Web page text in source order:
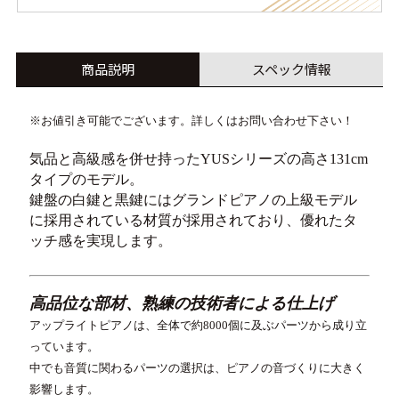
商品説明 スペック情報
※お値引き可能でございます。詳しくはお問い合わせ下さい！
気品と高級感を併せ持ったYUSシリーズの高さ131cm
タイプのモデル。
鍵盤の白鍵と黒鍵にはグランドピアノの上級モデル
に採用されている材質が採用されており、優れたタ
ッチ感を実現します。
高品位な部材、熟練の技術者による仕上げ
アップライトピアノは、全体で約8000個に及ぶパーツから成り立
っています。
中でも音質に関わるパーツの選択は、ピアノの音づくりに大きく
影響します。